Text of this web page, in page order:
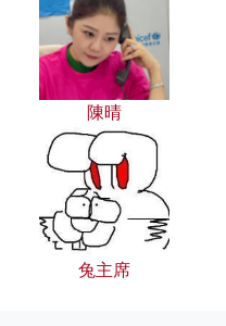
陳晴
兔主席